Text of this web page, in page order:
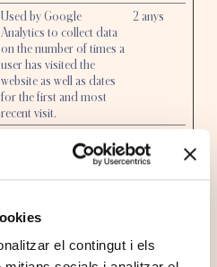
el contingut i els
Used by Google
Analytics to collect data
on the number of times a
user has visited the
website as well as dates
for the first and most
recent visit.
2 anys
on users' behaviour on
the website. Used for
internal analytics by the
t
Registers statistical data
on users' behaviour on
the website. Used for